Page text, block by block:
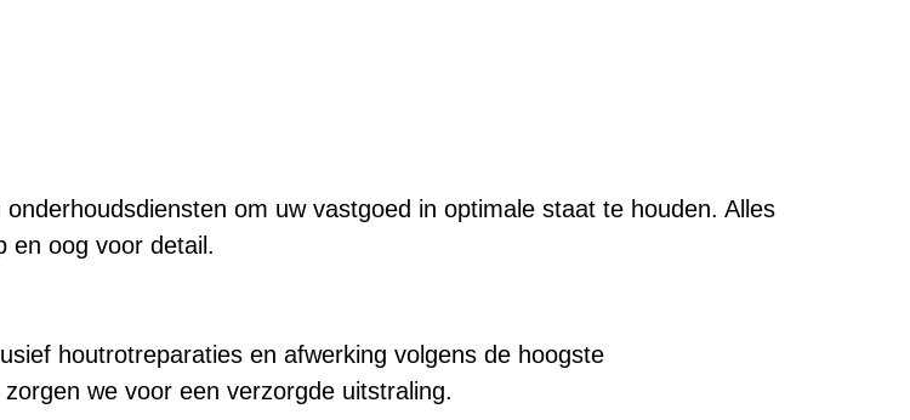
om uw vastgoed in optimale staat te houden. Alles
en oog voor detail.
houtrotreparaties en afwerking volgens de hoogste
we voor een verzorgde uitstraling.